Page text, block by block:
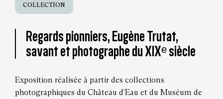
COLLECTION
Regards pionniers, Eugène Trutat,
savant et photographe du XIXᵉ siècle
Exposition réalisée à partir des collections
photographiques du Château d’Eau et du Muséum de